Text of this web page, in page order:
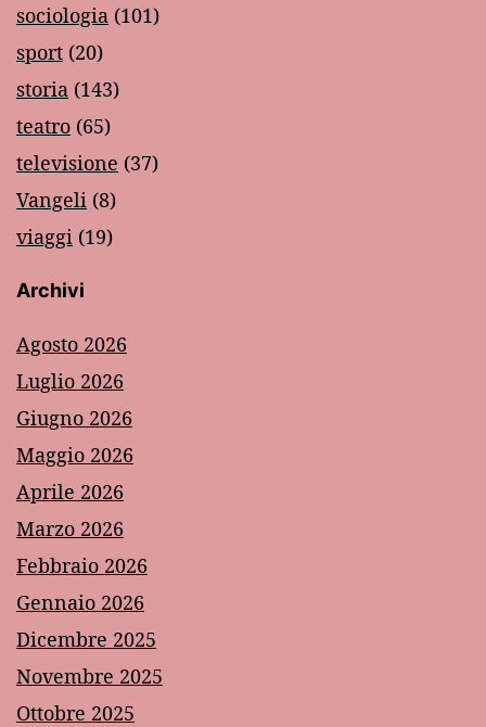
sociologia (101)
sport (20)
storia (143)
teatro (65)
televisione (37)
Vangeli (8)
viaggi (19)
Archivi
Agosto 2026
Luglio 2026
Giugno 2026
Maggio 2026
Aprile 2026
Marzo 2026
Febbraio 2026
Gennaio 2026
Dicembre 2025
Novembre 2025
Ottobre 2025